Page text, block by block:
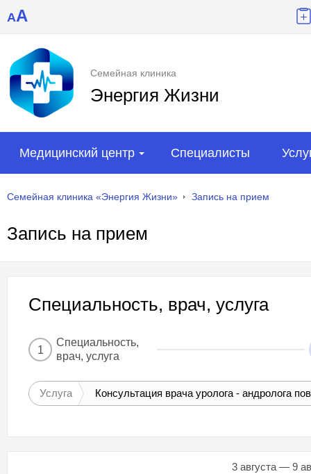
AA
Семейная клиника
Энергия Жизни
Медицинский центр Специалисты
Семейная клиника «Энергия Жизни» Запись на прием
Запись на прием
Специальность, врач, услуга
1
Специальность,
врач, услуга
Услуга Консультация врача уролога - андролога
3 августа — 9